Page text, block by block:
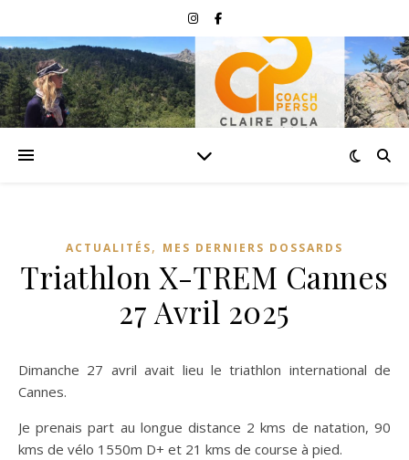
ACTUALITÉS, MES DERNIERS DOSSARDS
Triathlon X-TREM Cannes
27 Avril 2025
Dimanche 27 avril avait lieu le triathlon international de
Cannes.
Je prenais part au longue distance 2 kms de natation, 90
kms de vélo 1550m D+ et 21 kms de course à pied.